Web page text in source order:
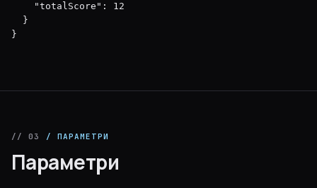
    "totalScore": 12
  }
}
// 03 / ПАРАМЕТРИ
Параметри